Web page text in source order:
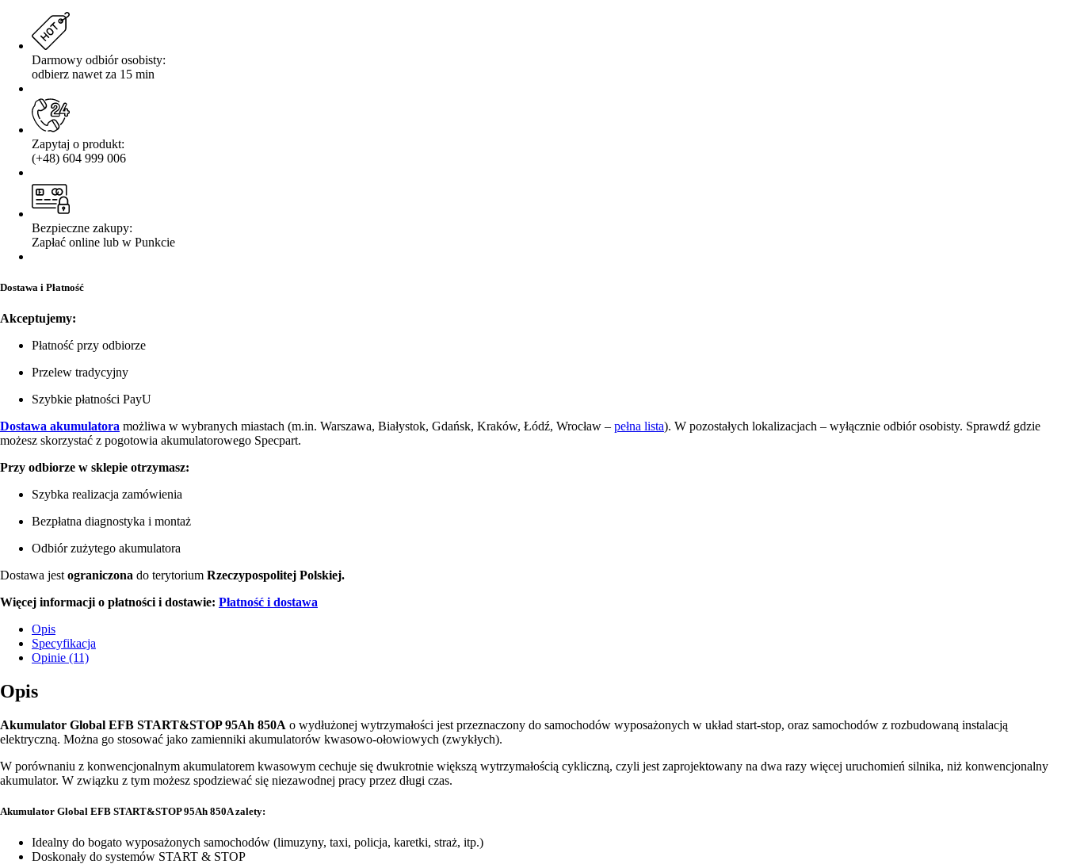
Darmowy odbiór osobisty:
odbierz nawet za 15 min
Zapytaj o produkt:
(+48) 604 999 006
Bezpieczne zakupy:
Zapłać online lub w Punkcie
Dostawa i Płatność
Akceptujemy:
Płatność przy odbiorze
Przelew tradycyjny
Szybkie płatności PayU
Dostawa akumulatora możliwa w wybranych miastach (m.in. Warszawa, Białystok, Gdańsk, Kraków, Łódź, Wrocław – pełna lista). W pozostałych lokalizacjach – wyłącznie odbiór osobisty. Sprawdź gdzie
możesz skorzystać z pogotowia akumulatorowego Specpart.
Przy odbiorze w sklepie otrzymasz:
Szybka realizacja zamówienia
Bezpłatna diagnostyka i montaż
Odbiór zużytego akumulatora
Dostawa jest ograniczona do terytorium Rzeczypospolitej Polskiej.
Więcej informacji o płatności i dostawie: Płatność i dostawa
Opis
Specyfikacja
Opinie (11)
Opis
Akumulator Global EFB START&STOP 95Ah 850A o wydłużonej wytrzymałości jest przeznaczony do samochodów wyposażonych w układ start-stop, oraz samochodów z rozbudowaną instalacją
elektryczną. Można go stosować jako zamienniki akumulatorów kwasowo-ołowiowych (zwykłych).
W porównaniu z konwencjonalnym akumulatorem kwasowym cechuje się dwukrotnie większą wytrzymałością cykliczną, czyli jest zaprojektowany na dwa razy więcej uruchomień silnika, niż konwencjonalny
akumulator. W związku z tym możesz spodziewać się niezawodnej pracy przez długi czas.
Akumulator Global EFB START&STOP 95Ah 850A zalety:
Idealny do bogato wyposażonych samochodów (limuzyny, taxi, policja, karetki, straż, itp.)
Doskonały do systemów START & STOP